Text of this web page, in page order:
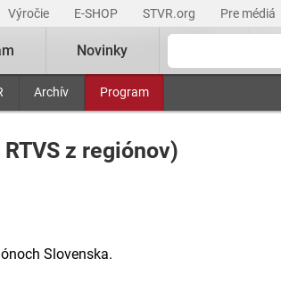
Výročie E-SHOP STVR.org Pre médiá
Archív Program
Novinky
z regiónov)
Slovenska.